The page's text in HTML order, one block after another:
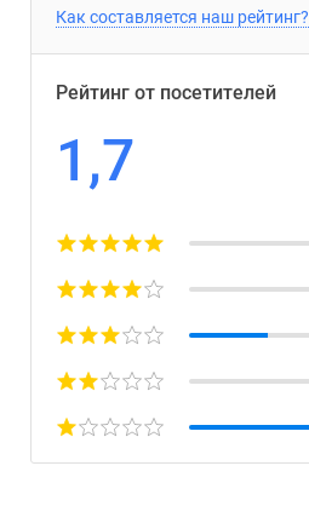
Как составляется наш рейтинг?
Рейтинг от посетителей
1,7